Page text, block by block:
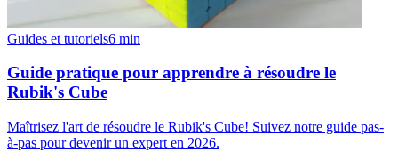
Guides et tutoriels6 min
Guide pratique pour apprendre à résoudre le
Rubik's Cube
Maîtrisez l'art de résoudre le Rubik's Cube! Suivez notre guide pas-
à-pas pour devenir un expert en 2026.